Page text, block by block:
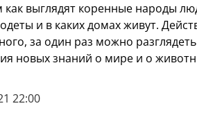
выглядят коренные народы
и в каких домах живут.
за один раз можно
новых знаний о мире и о
22:00